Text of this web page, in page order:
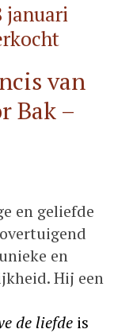
januari
van
Bak –
en geliefde
en
Hij een
de liefde is